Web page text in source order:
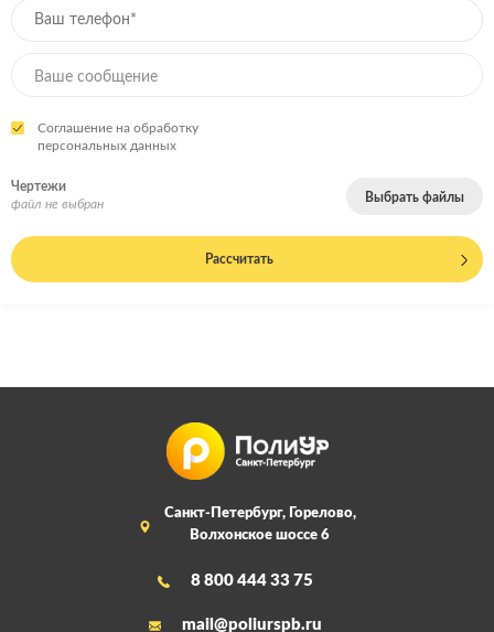
Соглашение на обработку
персональных данных
Чертежи
файл не выбран
Выбрать файлы
Рассчитать
Санкт-Петербург, Горелово,
Волхонское шоссе 6
8 800 444 33 75
mail@poliurspb.ru